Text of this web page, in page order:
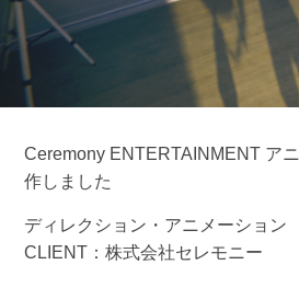
Ceremony ENTERTAINMENT ア
作しました
ディレクション・アニメーション
CLIENT：株式会社セレモニー